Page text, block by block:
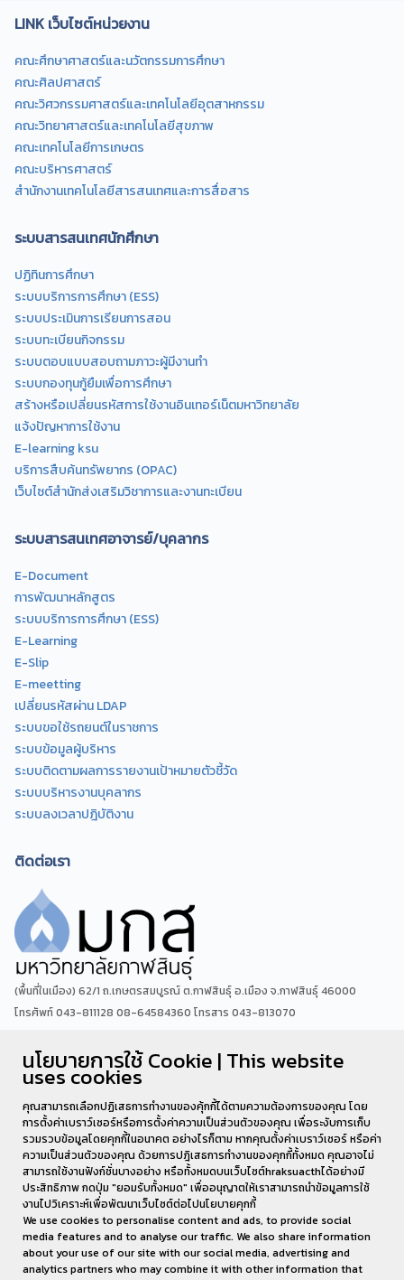
LINK เว็บไซต์หน่วยงาน
คณะศึกษาศาสตร์และนวัตกรรมการศึกษา
คณะศิลปศาสตร์
คณะวิศวกรรมศาสตร์และเทคโนโลยีอุตสาหกรรม
คณะวิทยาศาสตร์และเทคโนโลยีสุขภาพ
คณะเทคโนโลยีการเกษตร
คณะบริหารศาสตร์
สำนักงานเทคโนโลยีสารสนเทศและการสื่อสาร
ระบบสารสนเทศนักศึกษา
ปฏิทินการศึกษา
ระบบบริการการศึกษา (ESS)
ระบบประเมินการเรียนการสอน
ระบบทะเบียนกิจกรรม
ระบบตอบแบบสอบถามภาวะผู้มีงานทำ
ระบบกองทุนกู้ยืมเพื่อการศึกษา
สร้างหรือเปลี่ยนรหัสการใช้งานอินเทอร์เน็ตมหาวิทยาลัย
แจ้งปัญหาการใช้งาน
E-learning ksu
บริการสืบค้นทรัพยากร (OPAC)
เว็บไซต์สำนักส่งเสริมวิชาการและงานทะเบียน
ระบบสารสนเทศอาจารย์/บุคลากร
E-Document
การพัฒนาหลักสูตร
ระบบบริการการศึกษา (ESS)
E-Learning
E-Slip
E-meetting
เปลี่ยนรหัสผ่าน LDAP
ระบบขอใช้รถยนต์ในราชการ
ระบบข้อมูลผู้บริหาร
ระบบติดตามผลการรายงานเป้าหมายตัวชี้วัด
ระบบบริหารงานบุคลากร
ระบบลงเวลาปฎิบัติงาน
ติดต่อเรา
(พื้นที่ในเมือง) 62/1 ถ.เกษตรสมบูรณ์ ต.กาฬสินธุ์ อ.เมือง จ.กาฬสินธุ์ 46000
โทรศัพท์ 043-811128 08-64584360 โทรสาร 043-813070
(พื้นที่นามน)13 หมู่ 14 ต.สงเปลือย อ.นามน จ.กาฬสินธุ์ 46230
โทรศัพท์ : 043-602-055 โทรสาร : 043-602-044
นโยบายการใช้ Cookie | This website
uses cookies
คุณสามารถเลือกปฏิเสธการทำงานของคุ้กกี้ได้ตามความต้องการของคุณ โดย
การตั้งค่าเบราว์เซอร์หรือการตั้งค่าความเป็นส่วนตัวของคุณ เพื่อระงับการเก็บ
รวมรวบข้อมูลโดยคุกกี้ในอนาคต อย่างไรก็ตาม หากคุณตั้งค่าเบราว์เซอร์ หรือค่า
ความเป็นส่วนตัวของคุณ ด้วยการปฎิเสธการทำงานของคุกกี้ทั้งหมด คุณอาจไม่
สามารถใช้งานฟังก์ชั่นบางอย่าง หรือทั้งหมดบนเว็บไซต์hraksuacthได้อย่างมี
ประสิทธิภาพ กดปุ่ม "ยอมรับทั้งหมด" เพื่ออนุญาตให้เราสามารถนำข้อมูลการใช้
งานไปวิเคราะห์เพื่อพัฒนาเว็บไซต์ต่อไปนโยบายคุกกี้
We use cookies to personalise content and ads, to provide social
media features and to analyse our traffic. We also share information
about your use of our site with our social media, advertising and
analytics partners who may combine it with other information that